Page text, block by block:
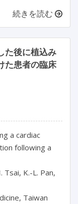
続きを読む
た後に植込み
た患者の臨床
a cardiac
following a
Tsai, K.-L. Pan,
Taiwan